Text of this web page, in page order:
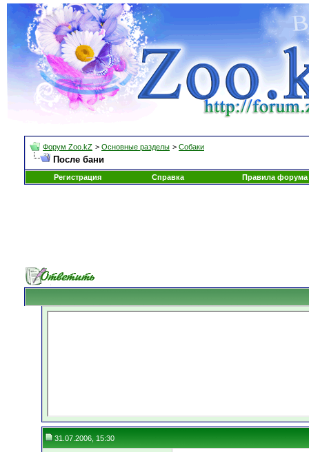
Форум Zoo.kZ > Основные разделы > Собаки
После бани
Регистрация Справка Правила форума
31.07.2006, 15:30